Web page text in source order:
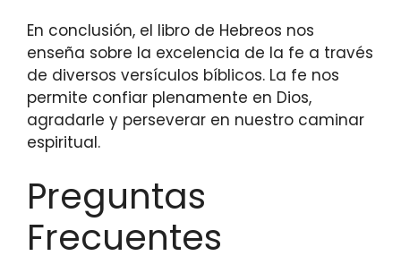
En conclusión, el libro de Hebreos nos
enseña sobre la excelencia de la fe a través
de diversos versículos bíblicos. La fe nos
permite confiar plenamente en Dios,
agradarle y perseverar en nuestro caminar
espiritual.
Preguntas
Frecuentes